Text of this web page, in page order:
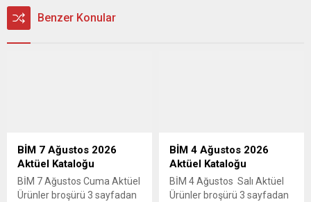
Benzer Konular
BİM 7 Ağustos 2026
Aktüel Kataloğu
BİM 7 Ağustos Cuma Aktüel
Ürünler broşürü 3 sayfadan
BİM 4 Ağustos 2026
Aktüel Kataloğu
BİM 4 Ağustos Salı Aktüel
Ürünler broşürü 3 sayfadan